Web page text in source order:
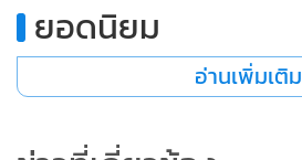
ยอดนิยม
อ่านเพิ่มเติม